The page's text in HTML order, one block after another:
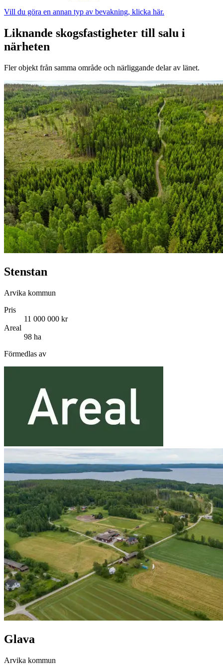
Vill du göra en annan typ av bevakning, klicka här.
Liknande skogsfastigheter till salu i
närheten
Fler objekt från samma område och närliggande delar av länet.
Stenstan
Arvika kommun
Pris
11 000 000 kr
Areal
98 ha
Förmedlas av
Glava
Arvika kommun